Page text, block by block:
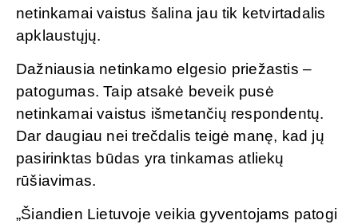
netinkamai vaistus šalina jau tik ketvirtadalis
apklaustųjų.
Dažniausia netinkamo elgesio priežastis –
patogumas. Taip atsakė beveik pusė
netinkamai vaistus išmetančių respondentų.
Dar daugiau nei trečdalis teigė manę, kad jų
pasirinktas būdas yra tinkamas atliekų
rūšiavimas.
„Šiandien Lietuvoje veikia gyventojams patogi